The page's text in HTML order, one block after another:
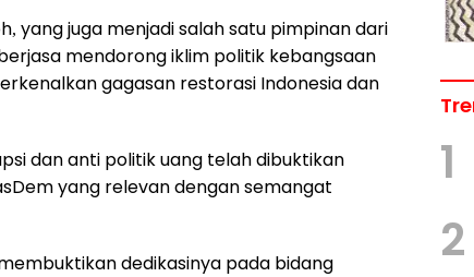
yang juga menjadi salah satu pimpinan dari
mendorong iklim politik kebangsaan
gagasan restorasi Indonesia dan
dan anti politik uang telah dibuktikan
yang relevan dengan semangat
dedikasinya pada bidang
1
2